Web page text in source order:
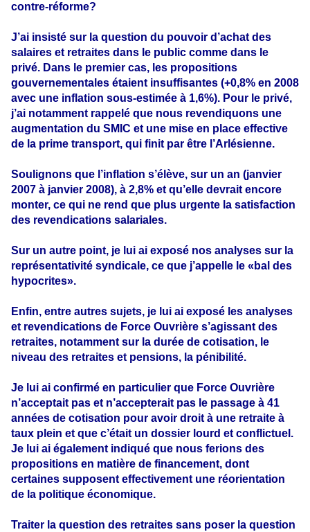
contre-réforme?
J’ai insisté sur la question du pouvoir d’achat des
salaires et retraites dans le public comme dans le
privé. Dans le premier cas, les propositions
gouvernementales étaient insuffisantes (+0,8% en 2008
avec une inflation sous-estimée à 1,6%). Pour le privé,
j’ai notamment rappelé que nous revendiquons une
augmentation du SMIC et une mise en place effective
de la prime transport, qui finit par être l’Arlésienne.
Soulignons que l’inflation s’élève, sur un an (janvier
2007 à janvier 2008), à 2,8% et qu’elle devrait encore
monter, ce qui ne rend que plus urgente la satisfaction
des revendications salariales.
Sur un autre point, je lui ai exposé nos analyses sur la
représentativité syndicale, ce que j’appelle le «bal des
hypocrites».
Enfin, entre autres sujets, je lui ai exposé les analyses
et revendications de Force Ouvrière s’agissant des
retraites, notamment sur la durée de cotisation, le
niveau des retraites et pensions, la pénibilité.
Je lui ai confirmé en particulier que Force Ouvrière
n’acceptait pas et n’accepterait pas le passage à 41
années de cotisation pour avoir droit à une retraite à
taux plein et que c’était un dossier lourd et conflictuel.
Je lui ai également indiqué que nous ferions des
propositions en matière de financement, dont
certaines supposent effectivement une réorientation
de la politique économique.
Traiter la question des retraites sans poser la question